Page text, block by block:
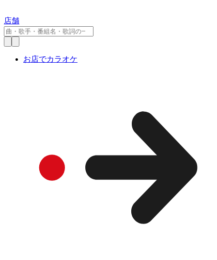
店舗
お店でカラオケ